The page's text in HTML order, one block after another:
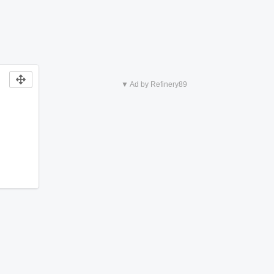
▼ Ad by Refinery89